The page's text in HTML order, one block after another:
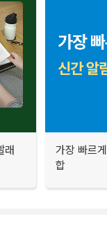
래
가장 빠르
합